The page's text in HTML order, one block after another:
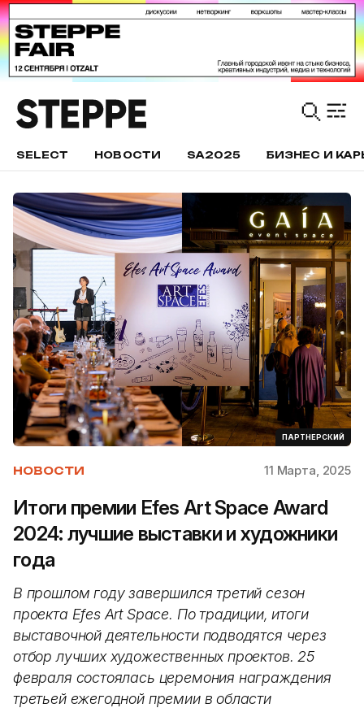
SELECT НОВОСТИ SA2025 БИЗНЕС И
ПАРТНЕРСКИЙ
НОВОСТИ 11 Марта, 2025
Итоги премии Efes Art Space Award
2024: лучшие выставки и художники
года
В прошлом году завершился третий сезон
проекта Efes Art Space. По традиции, итоги
выставочной деятельности подводятся через
отбор лучших художественных проектов. 25
февраля состоялась церемония награждения
третьей ежегодной премии в области